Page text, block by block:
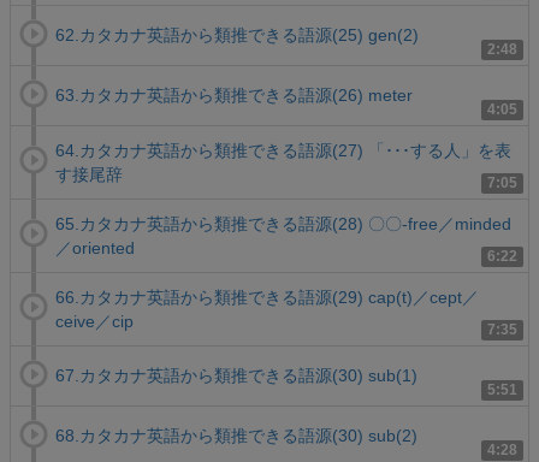
2:48
62.カタカナ英語から類推できる語源(25) gen(2)
4:05
63.カタカナ英語から類推できる語源(26) meter
7:05
64.カタカナ英語から類推できる語源(27) 「･･･する人」を表
す接尾辞
6:22
65.カタカナ英語から類推できる語源(28) 〇〇-free／minded
／oriented
7:35
66.カタカナ英語から類推できる語源(29) cap(t)／cept／
ceive／cip
5:51
67.カタカナ英語から類推できる語源(30) sub(1)
4:28
68.カタカナ英語から類推できる語源(30) sub(2)